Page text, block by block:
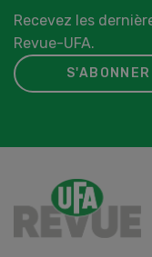
Recevez les
Revue-UFA.
S'ABONNER